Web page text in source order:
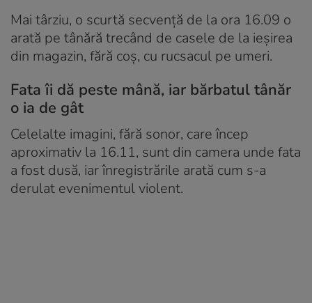
Mai târziu, o scurtă secvență de la ora 16.09 o
arată pe tânără trecând de casele de la ieșirea
din magazin, fără coș, cu rucsacul pe umeri.
Fata îi dă peste mână, iar bărbatul tânăr
o ia de gât
Celelalte imagini, fără sonor, care încep
aproximativ la 16.11, sunt din camera unde fata
a fost dusă, iar înregistrările arată cum s-a
derulat evenimentul violent.